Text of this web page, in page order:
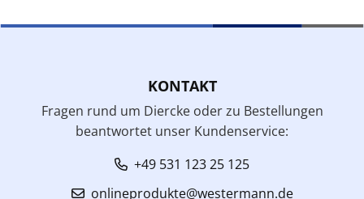
KONTAKT
Fragen rund um Diercke oder zu Bestellungen
beantwortet unser Kundenservice:
+49 531 123 25 125
onlineprodukte@westermann.de